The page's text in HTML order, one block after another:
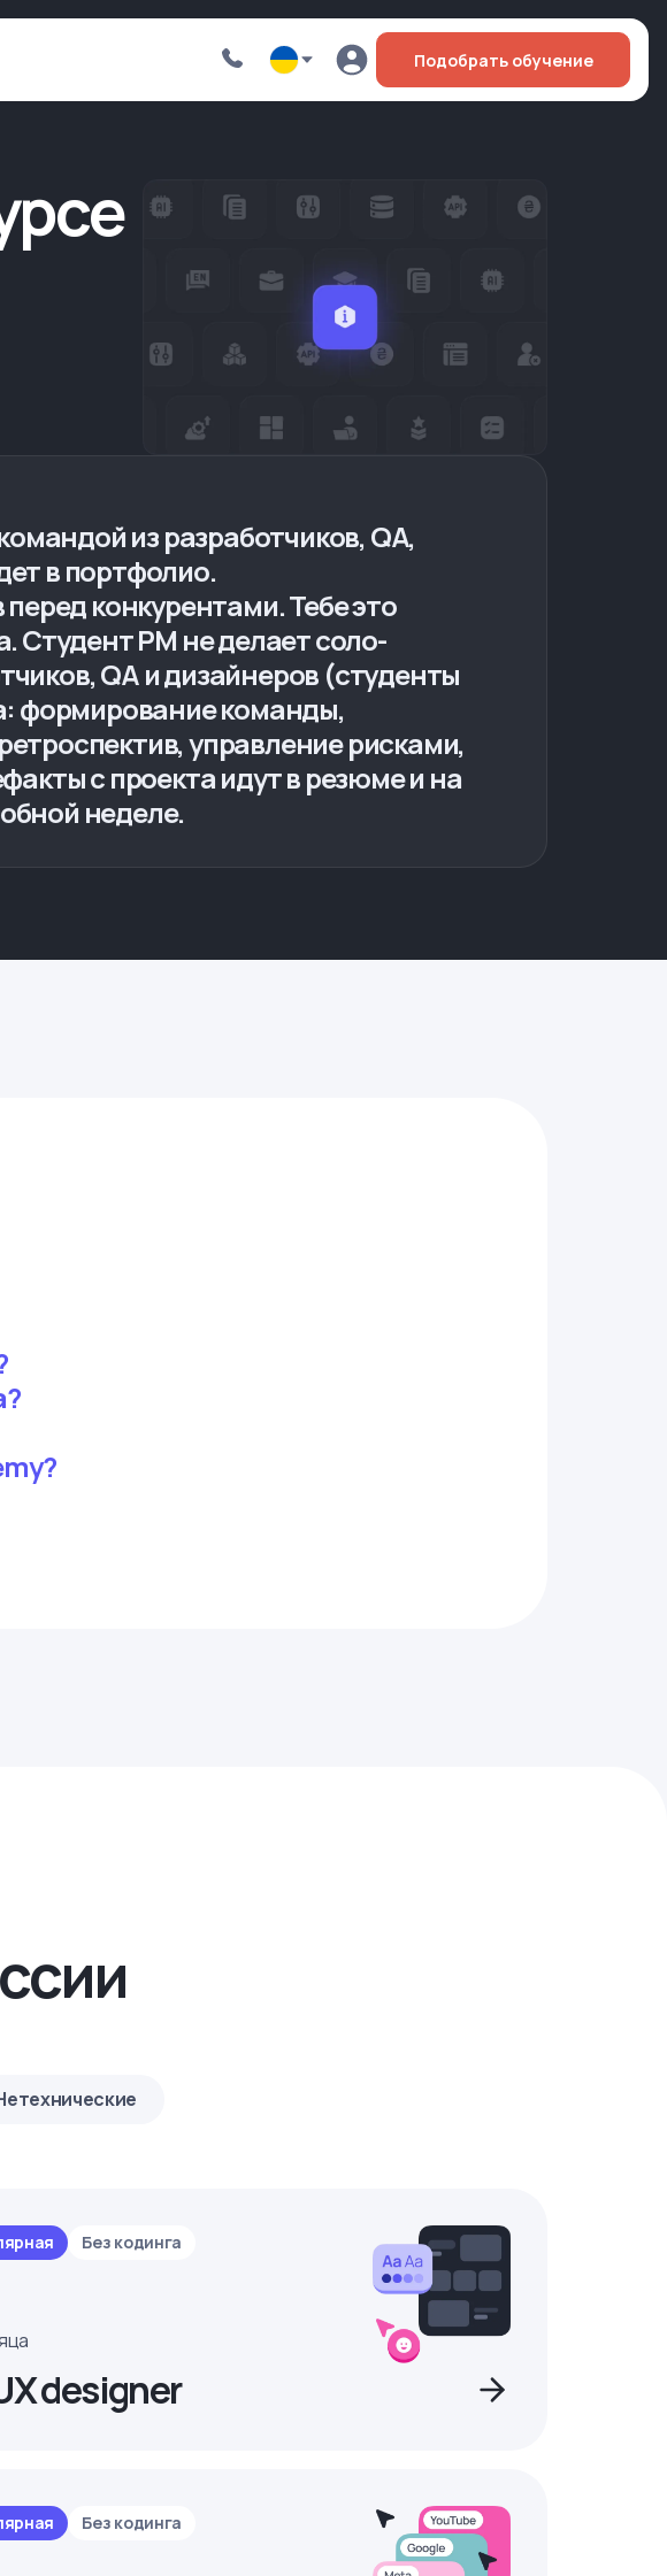
Подобрать обучение
из разработчиков, QA,
в портфолио.
конкурентами. Тебе это
Студент PM не делает соло-
QA и дизайнеров (студенты
формирование команды,
управление рисками,
с проекта идут в резюме и на
неделе.
Без кодинга
designer
Без кодинга